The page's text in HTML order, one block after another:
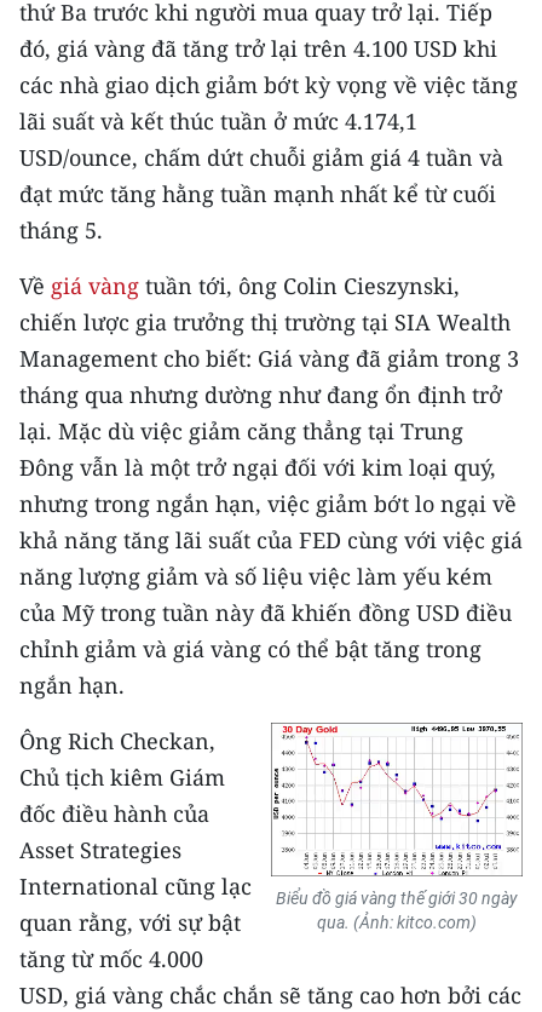
ENGLISH
中文
FRANÇAIS
РУССКИЙ
ESPAÑOL
한국어
thứ Ba trước khi người mua quay trở lại. Tiếp
đó, giá vàng đã tăng trở lại trên 4.100 USD khi
các nhà giao dịch giảm bớt kỳ vọng về việc tăng
lãi suất và kết thúc tuần ở mức 4.174,1
USD/ounce, chấm dứt chuỗi giảm giá 4 tuần và
đạt mức tăng hằng tuần mạnh nhất kể từ cuối
tháng 5.
Về giá vàng tuần tới, ông Colin Cieszynski,
chiến lược gia trưởng thị trường tại SIA Wealth
Management cho biết: Giá vàng đã giảm trong 3
tháng qua nhưng dường như đang ổn định trở
lại. Mặc dù việc giảm căng thẳng tại Trung
Đông vẫn là một trở ngại đối với kim loại quý,
nhưng trong ngắn hạn, việc giảm bớt lo ngại về
khả năng tăng lãi suất của FED cùng với việc giá
năng lượng giảm và số liệu việc làm yếu kém
của Mỹ trong tuần này đã khiến đồng USD điều
chỉnh giảm và giá vàng có thể bật tăng trong
ngắn hạn.
Biểu đồ giá vàng thế giới 30 ngày
qua. (Ảnh: kitco.com)
Ông Rich Checkan,
Chủ tịch kiêm Giám
đốc điều hành của
Asset Strategies
International cũng lạc
quan rằng, với sự bật
tăng từ mốc 4.000
USD, giá vàng chắc chắn sẽ tăng cao hơn bởi các